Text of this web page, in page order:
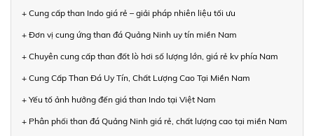
+ Cung cấp than Indo giá rẻ – giải pháp nhiên liệu tối ưu
+ Đơn vị cung ứng than đá Quảng Ninh uy tín miền Nam
+ Chuyên cung cấp than đốt lò hơi số lượng lớn, giá rẻ kv phía Nam
+ Cung Cấp Than Đá Uy Tín, Chất Lượng Cao Tại Miền Nam
+ Yếu tố ảnh hưởng đến giá than Indo tại Việt Nam
+ Phân phối than đá Quảng Ninh giá rẻ, chất lượng cao tại miền Nam